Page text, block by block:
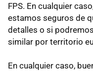
FPS. En cualquier
estamos seguros de
detalles o si
similar por territorio
En cualquier caso,